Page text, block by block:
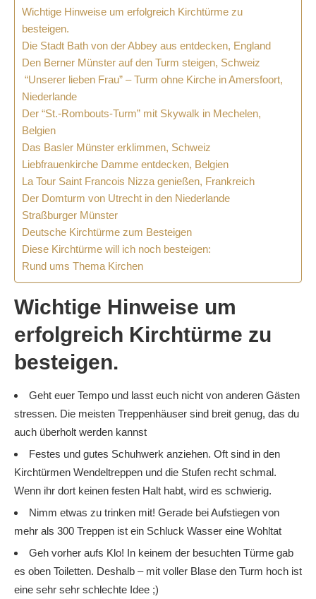
Wichtige Hinweise um erfolgreich Kirchtürme zu
besteigen.
Die Stadt Bath von der Abbey aus entdecken, England
Den Berner Münster auf den Turm steigen, Schweiz
“Unserer lieben Frau” – Turm ohne Kirche in Amersfoort,
Niederlande
Der “St.-Rombouts-Turm” mit Skywalk in Mechelen,
Belgien
Das Basler Münster erklimmen, Schweiz
Liebfrauenkirche Damme entdecken, Belgien
La Tour Saint Francois Nizza genießen, Frankreich
Der Domturm von Utrecht in den Niederlande
Straßburger Münster
Deutsche Kirchtürme zum Besteigen
Diese Kirchtürme will ich noch besteigen:
Rund ums Thema Kirchen
Wichtige Hinweise um
erfolgreich Kirchtürme zu
besteigen.
Geht euer Tempo und lasst euch nicht von anderen Gästen
stressen. Die meisten Treppenhäuser sind breit genug, das du
auch überholt werden kannst
Festes und gutes Schuhwerk anziehen. Oft sind in den
Kirchtürmen Wendeltreppen und die Stufen recht schmal.
Wenn ihr dort keinen festen Halt habt, wird es schwierig.
Nimm etwas zu trinken mit! Gerade bei Aufstiegen von
mehr als 300 Treppen ist ein Schluck Wasser eine Wohltat
Geh vorher aufs Klo! In keinem der besuchten Türme gab
es oben Toiletten. Deshalb – mit voller Blase den Turm hoch ist
eine sehr sehr schlechte Idee ;)